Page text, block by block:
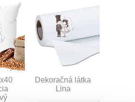
Dekoračná látka
Lina